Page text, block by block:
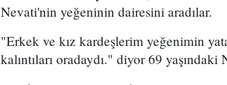
Nevati'nin yeğeninin dairesini aradılar.
"Erkek ve kız kardeşlerim yeğenimin
kalıntıları oradaydı." diyor 69 yaşındaki